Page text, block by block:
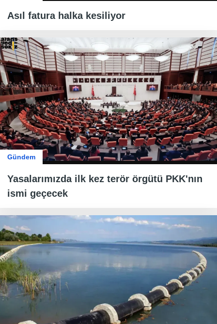
Asıl fatura halka kesiliyor
Gündem
Yasalarımızda ilk kez terör örgütü PKK'nın
ismi geçecek